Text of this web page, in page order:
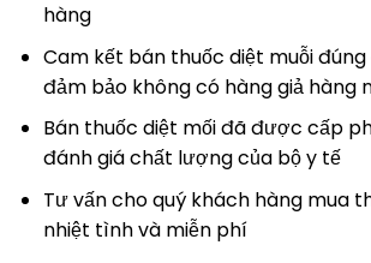
hàng
Cam kết bán thuốc diệt muỗi
đảm bảo không có hàng giả hàng
Bán thuốc diệt mối đã được cấp
đánh giá chất lượng của bộ y tế
Tư vấn cho quý khách hàng mua
nhiệt tình và miễn phí